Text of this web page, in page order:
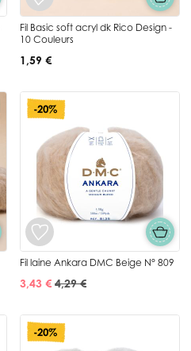
Fil Basic soft acryl dk Rico Design -
10 Couleurs
1,59 €
-20%
Fil laine Ankara DMC Beige N° 809
3,43 € 4,29 €
-20%